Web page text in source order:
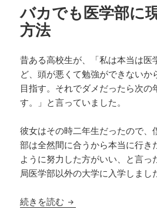
バカでも医学部に
方法
昔ある高校生が、「私は本当は医
ど、頭が悪くて勉強ができないか
目指す。それでダメだったら次の
す。」と言っていました。
彼女はその時二年生だったので、
部は全然間に合うから本当に行き
ように努力した方がいい、と言っ
局医学部以外の大学に入学しまし
続きを読む バカでも医学部に現役